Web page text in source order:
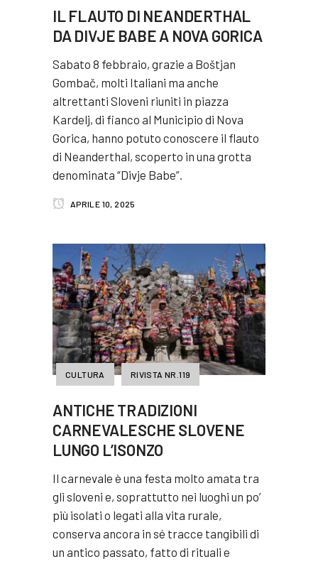
IL FLAUTO DI NEANDERTHAL
DA DIVJE BABE A NOVA GORICA
Sabato 8 febbraio, grazie a Boštjan
Gombač, molti Italiani ma anche
altrettanti Sloveni riuniti in piazza
Kardelj, di fianco al Municipio di Nova
Gorica, hanno potuto conoscere il flauto
di Neanderthal, scoperto in una grotta
denominata “Divje Babe”.
APRILE 10, 2025
CULTURA RIVISTA NR.119
ANTICHE TRADIZIONI
CARNEVALESCHE SLOVENE
LUNGO L’ISONZO
Il carnevale è una festa molto amata tra
gli sloveni e, soprattutto nei luoghi un po’
più isolati o legati alla vita rurale,
conserva ancora in sé tracce tangibili di
un antico passato, fatto di rituali e